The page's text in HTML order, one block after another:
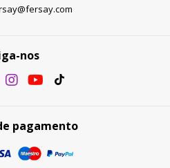
nos
pagamento